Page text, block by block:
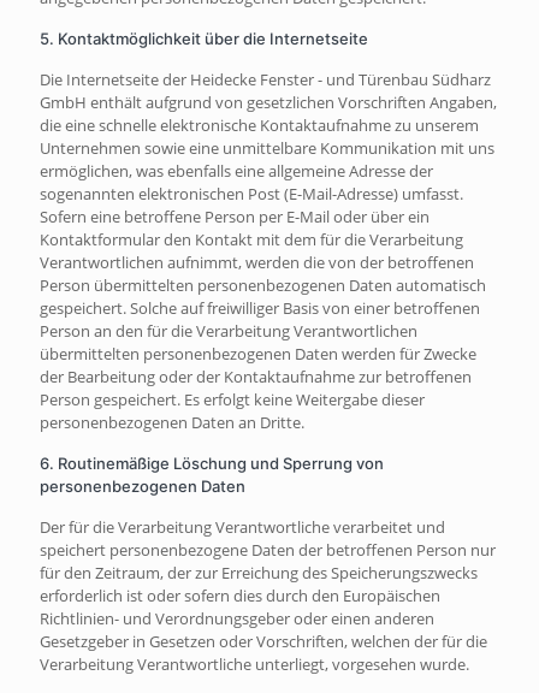
5. Kontaktmöglichkeit über die Internetseite
Die Internetseite der Heidecke Fenster - und Türenbau Südharz
GmbH enthält aufgrund von gesetzlichen Vorschriften Angaben,
die eine schnelle elektronische Kontaktaufnahme zu unserem
Unternehmen sowie eine unmittelbare Kommunikation mit uns
ermöglichen, was ebenfalls eine allgemeine Adresse der
sogenannten elektronischen Post (E-Mail-Adresse) umfasst.
Sofern eine betroffene Person per E-Mail oder über ein
Kontaktformular den Kontakt mit dem für die Verarbeitung
Verantwortlichen aufnimmt, werden die von der betroffenen
Person übermittelten personenbezogenen Daten automatisch
gespeichert. Solche auf freiwilliger Basis von einer betroffenen
Person an den für die Verarbeitung Verantwortlichen
übermittelten personenbezogenen Daten werden für Zwecke
der Bearbeitung oder der Kontaktaufnahme zur betroffenen
Person gespeichert. Es erfolgt keine Weitergabe dieser
personenbezogenen Daten an Dritte.
6. Routinemäßige Löschung und Sperrung von
personenbezogenen Daten
Der für die Verarbeitung Verantwortliche verarbeitet und
speichert personenbezogene Daten der betroffenen Person nur
für den Zeitraum, der zur Erreichung des Speicherungszwecks
erforderlich ist oder sofern dies durch den Europäischen
Richtlinien- und Verordnungsgeber oder einen anderen
Gesetzgeber in Gesetzen oder Vorschriften, welchen der für die
Verarbeitung Verantwortliche unterliegt, vorgesehen wurde.